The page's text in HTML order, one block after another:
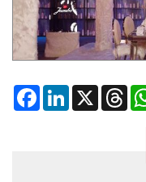
FacebookLinkedIn
X